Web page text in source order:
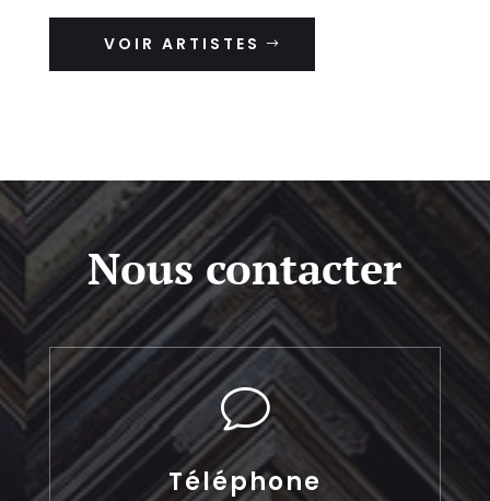
VOIR ARTISTES
Nous contacter
v
Téléphone